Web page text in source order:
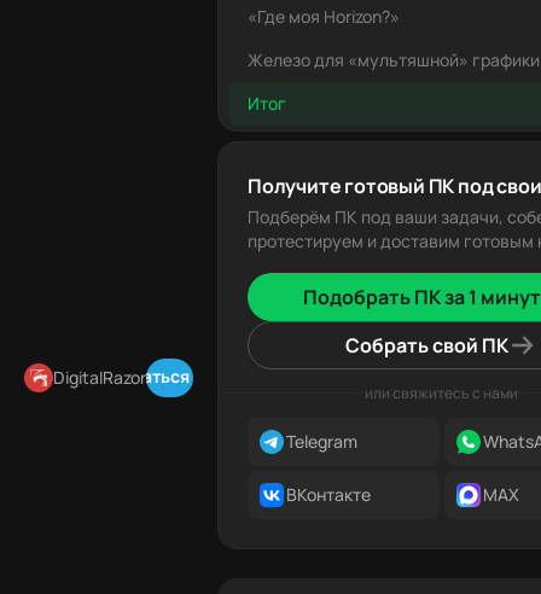
DigitalRazor
Подписаться в Telegram
«Где моя Horizon?»
Железо для «мультяшной» графики
Итог
Получите готовый ПК под
Подберём ПК под ваши задачи,
протестируем и доставим готовым
Подобрать ПК за 1
Собрать свой ПК
или свяжитесь с нами
Telegram
ВКонтакте MAX